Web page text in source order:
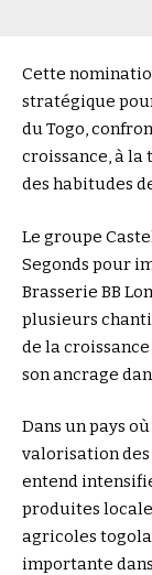
Cette
stratégique
du Togo,
croissance, à
des habitudes
Le groupe
Segonds pour
Brasserie BB
plusieurs
de la
son ancrage
Dans un pays
valorisation
entend
produites
agricoles
importante